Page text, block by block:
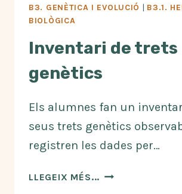
B3. GENÈTICA I EVOLUCIÓ | B3.1.
BIOLÒGICA
Inventari de trets
genètics
Els alumnes fan un
seus trets genètics
registren les dades per…
LLEGEIX MÉS... INVENTARI